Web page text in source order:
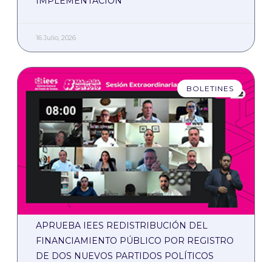
16 Julio, 2026
BOLETINES
APRUEBA IEES REDISTRIBUCIÓN DEL
FINANCIAMIENTO PÚBLICO POR REGISTRO
DE DOS NUEVOS PARTIDOS POLÍTICOS